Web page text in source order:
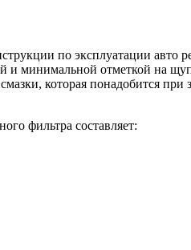
по эксплуатации авто
минимальной отметкой на
которая понадобится при
фильтра составляет: